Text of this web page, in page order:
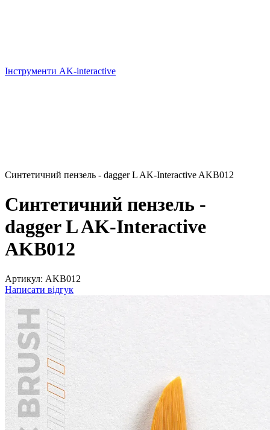
Інструменти AK-interactive
Синтетичний пензель - dagger L AK-Interactive AKB012
Синтетичний пензель -
dagger L AK-Interactive
AKB012
Артикул: AKB012
Написати відгук